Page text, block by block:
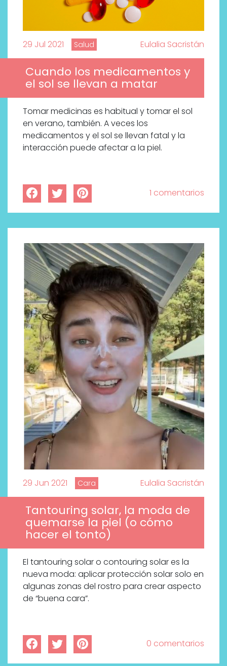
29 Jul 2021 Salud Eulalia Sacristán
Cuando los medicamentos y
el sol se llevan a matar
Tomar medicinas es habitual y tomar el sol
en verano, también. A veces los
medicamentos y el sol se llevan fatal y la
interacción puede afectar a la piel.
1 comentarios
29 Jun 2021 Cara Eulalia Sacristán
Tantouring solar, la moda de
quemarse la piel (o cómo
hacer el tonto)
El tantouring solar o contouring solar es la
nueva moda: aplicar protección solar solo en
algunas zonas del rostro para crear aspecto
de “buena cara”.
0 comentarios